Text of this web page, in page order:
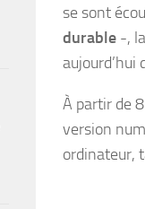
se sont
durable -,
aujourd’hui
À partir de
version
ordinateur,